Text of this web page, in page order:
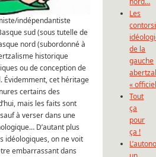
indépendantiste
sud (sous tutelle de
nord (subordonné à
historique
ou de conception de
Évidemment, cet héritage
certains des
mais les faits sont
à verser dans une
D’autant plus
idéologiques, on ne voit
embarrassant dans
Les
de la
gauche
«
Tout
ça
pour
ça !